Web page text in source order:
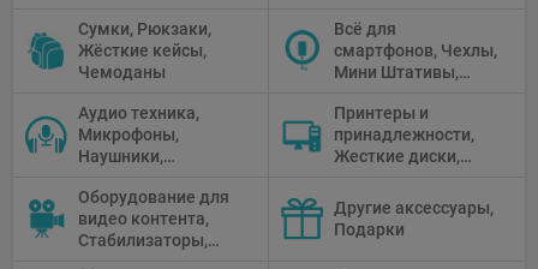
Сумки, Рюкзаки,
Жёсткие кейсы,
Чемоданы
Всё для
смартфонов, Чехлы,
Мини Штативы,
Аудио техника,
Микрофоны,
Наушники,
микшеры, Кабели и
адаптеры
Принтеры и
принадлежности,
Жесткие диски,
Проекторы,
Графические
Планшеты, Бумага
Оборудование для
видео контента,
Стабилизаторы,
Другие аксессуары,
Подарки